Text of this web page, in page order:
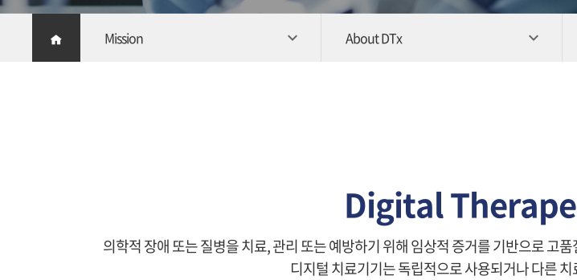
Mission About DTx
Digital
의학적 장애 또는 질병을 치료, 관리 또는 예방하기 위해 임상적 증거를 기반으로 고
디지털 치료기기는 독립적으로 사용되거나 다른